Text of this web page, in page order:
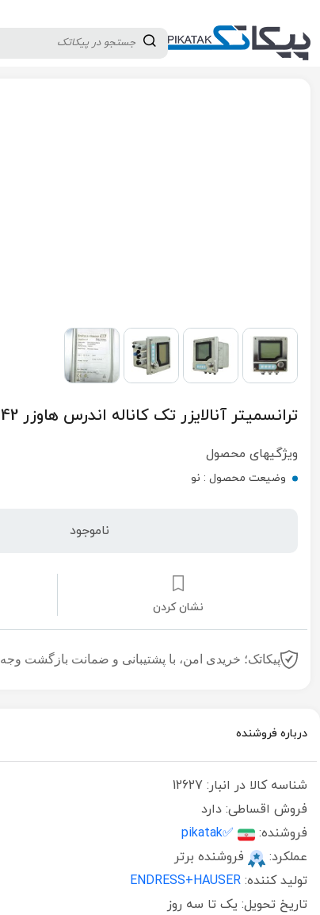
پیکاتک / تجهیزات تست و اندازه گیری / تجهیزات آزمایشگاه شیمی
ترانسمیتر آنالایزر تک کاناله اندرس هاوزر CM42
ویژگیهای محصول
وضیعت محصول : نو
ناموجود
نشان کردن
پیکاتک؛ خریدی امن، با پشتیبانی و ضمانت بازگشت وجه
درباره فروشنده
شناسه کالا در انبار: 12627
فروش اقساطی: دارد
فروشنده:
✅pikatak
عملکرد:
فروشنده برتر
تولید کننده: ENDRESS+HAUSER
تاریخ تحویل: یک تا سه روز